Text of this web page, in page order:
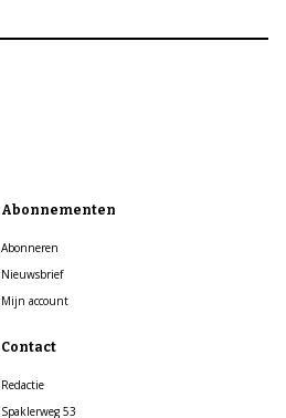
Abonnementen
Abonneren
Nieuwsbrief
Mijn account
Contact
Redactie
Spaklerweg 53